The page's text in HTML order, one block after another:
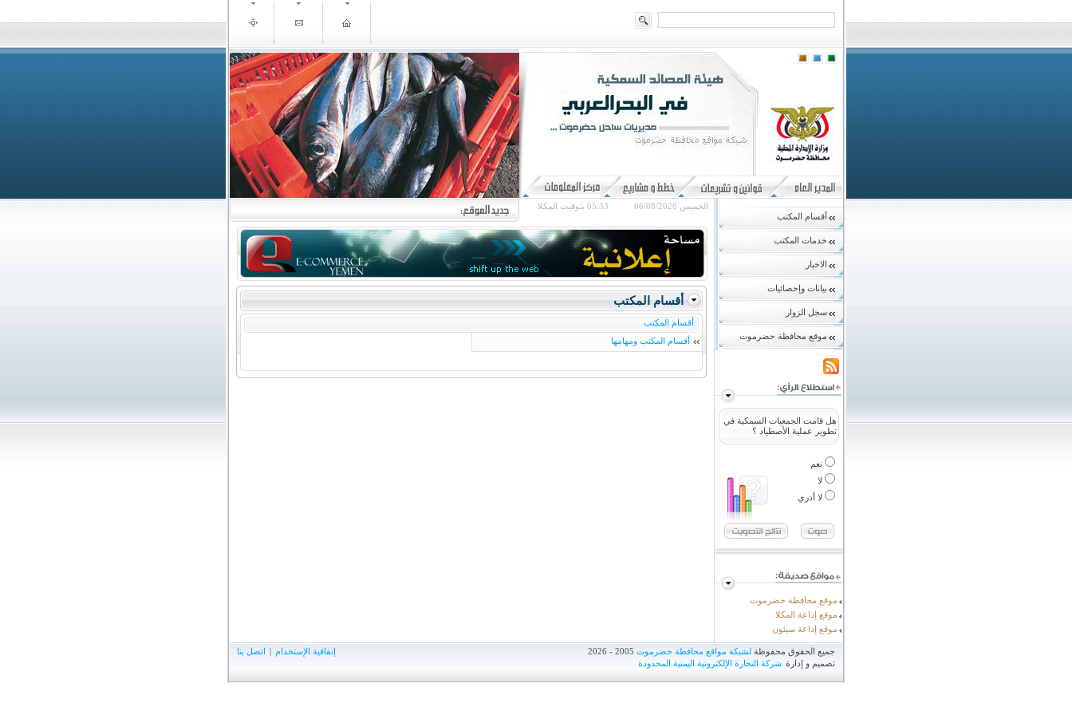
الخميس 06/08/2026 05:33 بتوقيت المكلا
أقسام المكتب
خدمات المكتب
الاخبار
بيانات وإحصائيات
سجل الزوار
موقع محافظة حضرموت
هل قامت الجمعيات السمكية في
تطوير عملية الأصطياد ؟
نعم
لا
لا أدري
موقع محافظة حضرموت
موقع إذاعة المكلا
موقع إذاعة سيئون
أقسام المكتب
أقسام المكتب
أقسام المكتب ومهامها
جميع الحقوق محفوظة لشبكة مواقع محافظة حضرموت
تصميم و إدارة شركة التجارة الإلكترونية اليمنية المحدودة
اتصل بنا | إتفاقية الإستخدام